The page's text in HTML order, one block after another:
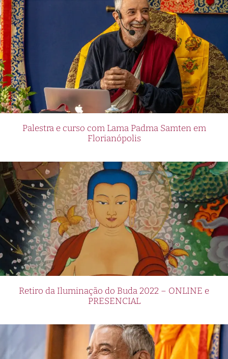
Palestra e curso com Lama Padma Samten em
Florianópolis
Retiro da Iluminação do Buda 2022 – ONLINE e
PRESENCIAL